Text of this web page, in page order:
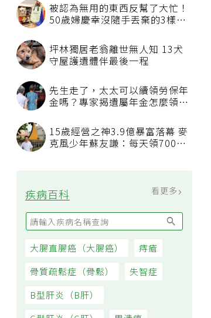
被認為無用的東西反幫了大忙！
50歲婦慶幸沒隨手丟棄的3樣物
坪林獨居老翁離世無人知 13犬
守屋護遺體伴最後一程
先生走了，太太可以續領勞保年
金嗎？專家揭遺屬年金怎麼領，
15歲經營之神3.9億暴富落幕 麥
克風少年蘇友謙：每天領700元
疾病百科 看更多
大腸直腸癌（大腸癌）
痔瘡
骨質疏鬆症（骨鬆）
失智症
B型肝炎（B肝）